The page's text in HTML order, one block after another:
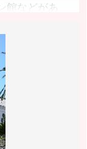
館などがあ
る時期には、
一般300円、
〜17:00(入